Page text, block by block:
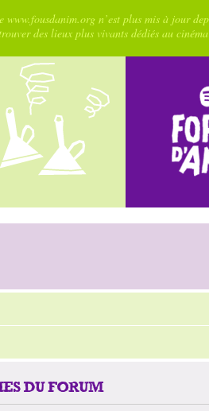
www.fousdanim.org n’est plus mis à jour
des lieux plus vivants dédiés au
DU FORUM